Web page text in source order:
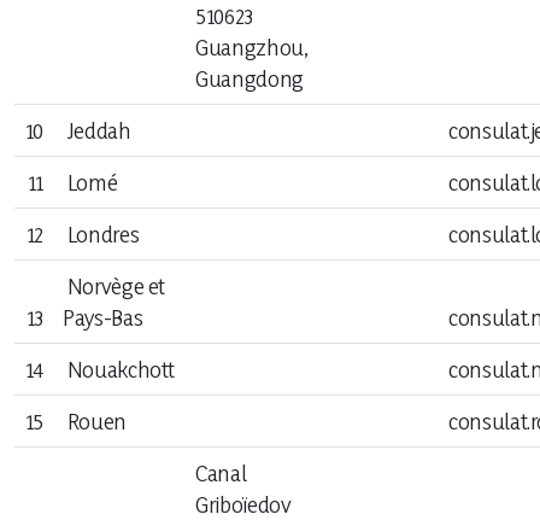
510623
Guangzhou,
Guangdong
10 Jeddah
11
Lomé
12
Londres
13
Norvège et
Pays-Bas
14
Nouakchott
15
Rouen
Canal
Griboïedov
La gazette du diplomate
Revue de presse
L'Agenda